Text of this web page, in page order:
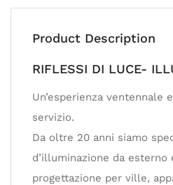
Product Description
RIFLESSI DI LUCE-
Un’esperienza ventennale
servizio.
Da oltre 20 anni siamo
d’illuminazione da esterno
progettazione per ville,